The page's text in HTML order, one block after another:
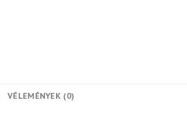
VÉLEMÉNYEK (0)